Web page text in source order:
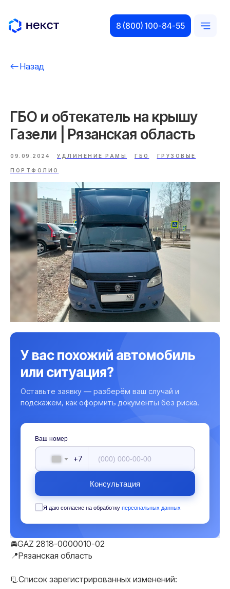
8 (800) 100-84-55
ГБО и обтекатель на крышу
Газели | Рязанская область
09.09.2024 УДЛИНЕНИЕ РАМЫ ГБО ГРУЗОВЫЕ
ПОРТФОЛИО
У вас похожий автомобиль
или ситуация?
Оставьте заявку — разберём ваш случай и
подскажем, как оформить документы без риска.
Ваш номер
+7
Консультация
Я даю согласие на обработку персональных данных
🚘GAZ 2818-0000010-02
📍Рязанская область
📃Список зарегистрированных изменений: